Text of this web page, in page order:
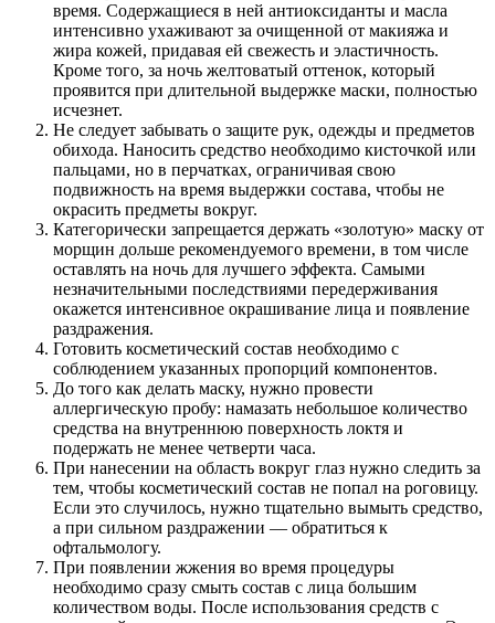
время. Содержащиеся в ней антиоксиданты и масла
интенсивно ухаживают за очищенной от макияжа и
жира кожей, придавая ей свежесть и эластичность.
Кроме того, за ночь желтоватый оттенок, который
проявится при длительной выдержке маски, полностью
исчезнет.
Не следует забывать о защите рук, одежды и предметов
обихода. Наносить средство необходимо кисточкой или
пальцами, но в перчатках, ограничивая свою
подвижность на время выдержки состава, чтобы не
окрасить предметы вокруг.
Категорически запрещается держать «золотую» маску от
морщин дольше рекомендуемого времени, в том числе
оставлять на ночь для лучшего эффекта. Самыми
незначительными последствиями передерживания
окажется интенсивное окрашивание лица и появление
раздражения.
Готовить косметический состав необходимо с
соблюдением указанных пропорций компонентов.
До того как делать маску, нужно провести
аллергическую пробу: намазать небольшое количество
средства на внутреннюю поверхность локтя и
подержать не менее четверти часа.
При нанесении на область вокруг глаз нужно следить за
тем, чтобы косметический состав не попал на роговицу.
Если это случилось, нужно тщательно вымыть средство,
а при сильном раздражении — обратиться к
офтальмологу.
При появлении жжения во время процедуры
необходимо сразу смыть состав с лица большим
количеством воды. После использования средств с